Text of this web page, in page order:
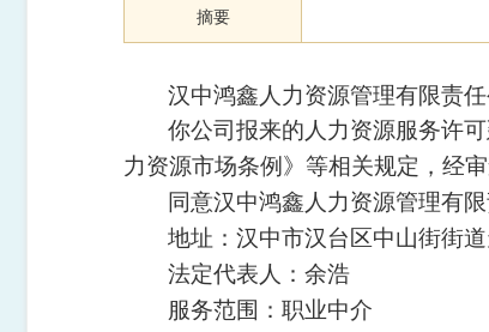
摘要
汉中鸿鑫人力资源管理有限责任
你公司报来的人力资源服务许
力资源市场条例》等相关规定，经审
同意汉中鸿鑫人力资源管理有
地址：汉中市汉台区中山街街
法定代表人：余浩
服务范围：职业中介